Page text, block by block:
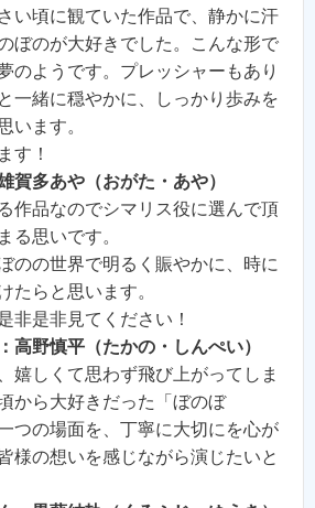
い頃に観ていた作品で、静かに汗
ぼのが大好きでした。こんな形で
のようです。プレッシャーもあり
一緒に穏やかに、しっかり歩みを
います。
す！
多あや（おがた・あや）
作品なのでシマリス役に選んで頂
る思いです。
のの世界で明るく賑やかに、時に
たらと思います。
非是非見てください！
野慎平（たかの・しんぺい）
嬉しくて思わず飛び上がってしま
から大好きだった「ぼのぼ
つの場面を、丁寧に大切にを心が
様の想いを感じながら演じたいと